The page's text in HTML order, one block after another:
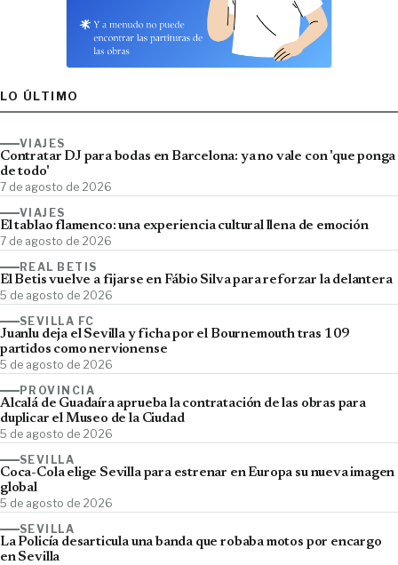
LO ÚLTIMO
VIAJES
Contratar DJ para bodas en Barcelona: ya no vale con 'que ponga
de todo'
7 de agosto de 2026
VIAJES
El tablao flamenco: una experiencia cultural llena de emoción
7 de agosto de 2026
REAL BETIS
El Betis vuelve a fijarse en Fábio Silva para reforzar la delantera
5 de agosto de 2026
SEVILLA FC
Juanlu deja el Sevilla y ficha por el Bournemouth tras 109
partidos como nervionense
5 de agosto de 2026
PROVINCIA
Alcalá de Guadaíra aprueba la contratación de las obras para
duplicar el Museo de la Ciudad
5 de agosto de 2026
SEVILLA
Coca-Cola elige Sevilla para estrenar en Europa su nueva imagen
global
5 de agosto de 2026
SEVILLA
La Policía desarticula una banda que robaba motos por encargo
en Sevilla